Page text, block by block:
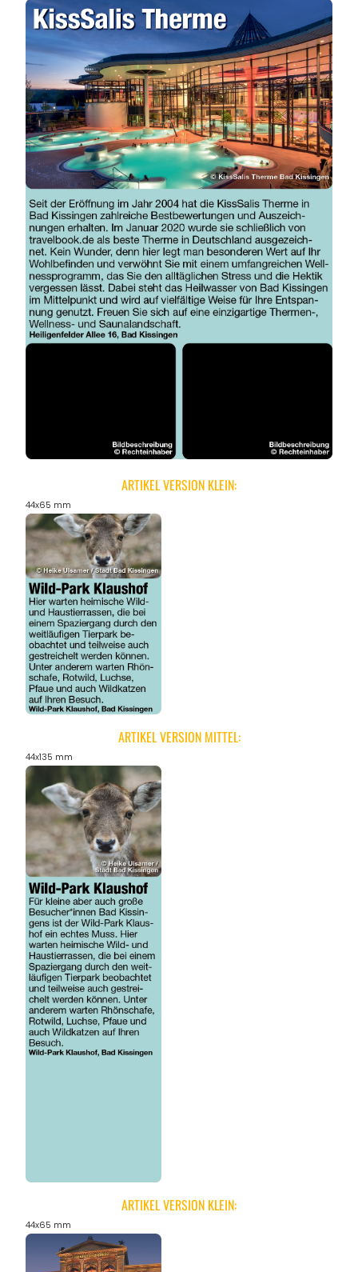
ARTIKEL VERSION KLEIN:
44x65 mm
ARTIKEL VERSION MITTEL:
44x135 mm
ARTIKEL VERSION KLEIN:
44x65 mm